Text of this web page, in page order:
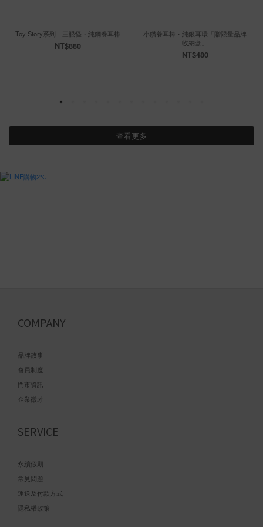
Toy Story系列｜三眼怪・純鋼養耳棒
NT$880
小鑽養耳棒・純銀耳環「贈限量品牌
收納盒」
NT$480
查看更多
COMPANY
品牌故事
會員制度
門市資訊
企業徵才
SERVICE
永續假期
常見問題
運送及付款方式
隱私權政策